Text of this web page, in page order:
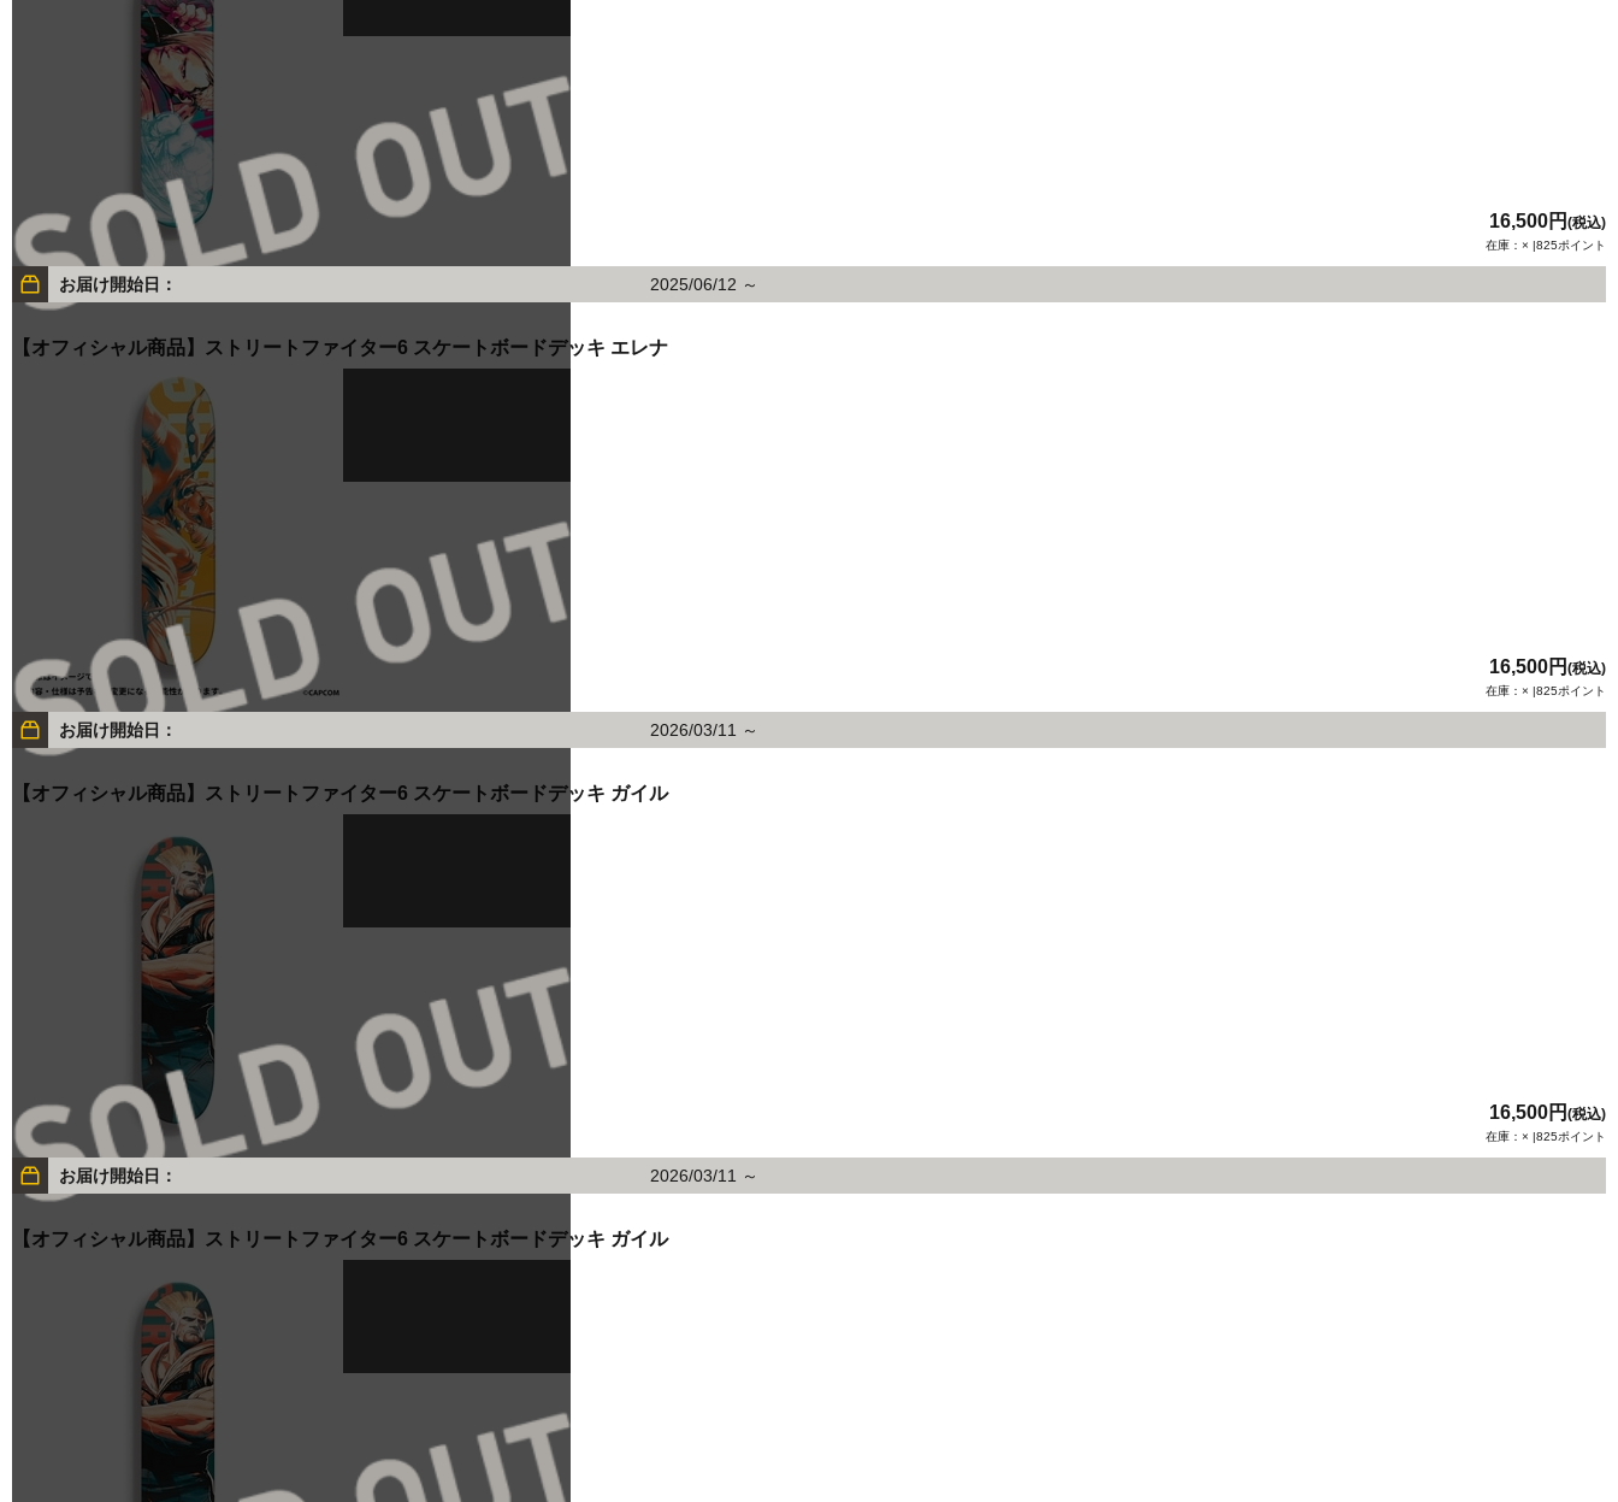
16,500円 (税込)
在庫：× |825ポイント
お届け開始日： 2025/06/12 ～
【オフィシャル商品】ストリートファイター6 スケートボードデッキ エレナ
16,500円 (税込)
在庫：× |825ポイント
お届け開始日： 2026/03/11 ～
【オフィシャル商品】ストリートファイター6 スケートボードデッキ ガイル
16,500円 (税込)
在庫：× |825ポイント
お届け開始日： 2026/03/11 ～
【オフィシャル商品】ストリートファイター6 スケートボードデッキ ガイル